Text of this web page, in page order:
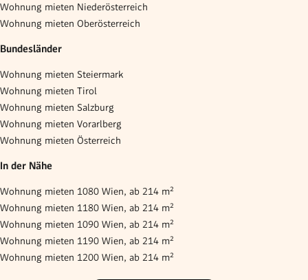
Wohnung mieten Niederösterreich
Wohnung mieten Oberösterreich
Bundesländer
Wohnung mieten Steiermark
Wohnung mieten Tirol
Wohnung mieten Salzburg
Wohnung mieten Vorarlberg
Wohnung mieten Österreich
In der Nähe
Wohnung mieten 1080 Wien, ab 214 m²
Wohnung mieten 1180 Wien, ab 214 m²
Wohnung mieten 1090 Wien, ab 214 m²
Wohnung mieten 1190 Wien, ab 214 m²
Wohnung mieten 1200 Wien, ab 214 m²